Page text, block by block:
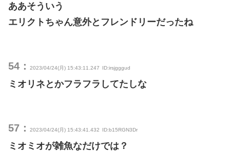
ああそういう
エリクトちゃん意外とフレンドリーだったね
54： 2023/04/24(月) 15:43:11.247 ID:irsjgggud
ミオリネとかフラフラしてたしな
57： 2023/04/24(月) 15:43:41.432 ID:b15RGN3Dr
ミオミオが雑魚なだけでは？